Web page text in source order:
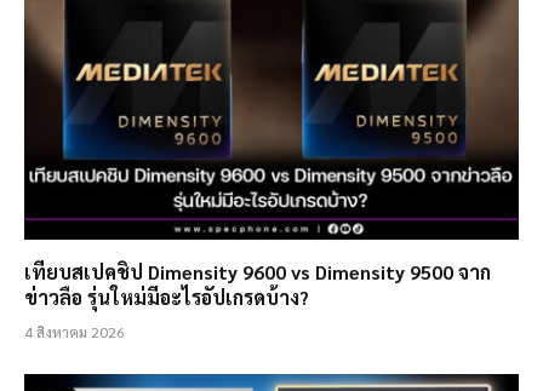
เทียบสเปคชิป Dimensity 9600 vs Dimensity 9500 จาก
ข่าวลือ รุ่นใหม่มีอะไรอัปเกรดบ้าง?
4 สิงหาคม 2026